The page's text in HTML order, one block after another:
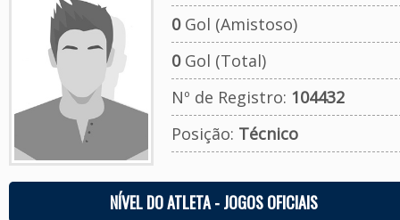
0Gol (Amistoso)
0Gol (Total)
Nº de Registro: 104432
Posição: Técnico
NÍVEL DO ATLETA - JOGOS OFICIAIS